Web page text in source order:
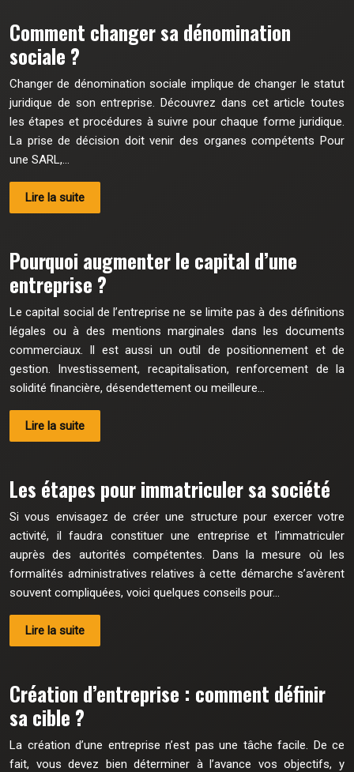
Comment changer sa dénomination
sociale ?
Changer de dénomination sociale implique de changer le statut
juridique de son entreprise. Découvrez dans cet article toutes
les étapes et procédures à suivre pour chaque forme juridique.
La prise de décision doit venir des organes compétents Pour
une SARL,…
Lire la suite
Pourquoi augmenter le capital d’une
entreprise ?
Le capital social de l’entreprise ne se limite pas à des définitions
légales ou à des mentions marginales dans les documents
commerciaux. Il est aussi un outil de positionnement et de
gestion. Investissement, recapitalisation, renforcement de la
solidité financière, désendettement ou meilleure…
Lire la suite
Les étapes pour immatriculer sa société
Si vous envisagez de créer une structure pour exercer votre
activité, il faudra constituer une entreprise et l’immatriculer
auprès des autorités compétentes. Dans la mesure où les
formalités administratives relatives à cette démarche s’avèrent
souvent compliquées, voici quelques conseils pour…
Lire la suite
Création d’entreprise : comment définir
sa cible ?
La création d’une entreprise n’est pas une tâche facile. De ce
fait, vous devez bien déterminer à l’avance vos objectifs, y